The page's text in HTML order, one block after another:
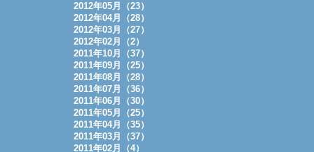
2012年05月（23）
2012年04月（28）
2012年03月（27）
2012年02月（2）
2011年10月（37）
2011年09月（25）
2011年08月（28）
2011年07月（36）
2011年06月（30）
2011年05月（25）
2011年04月（35）
2011年03月（37）
2011年02月（4）